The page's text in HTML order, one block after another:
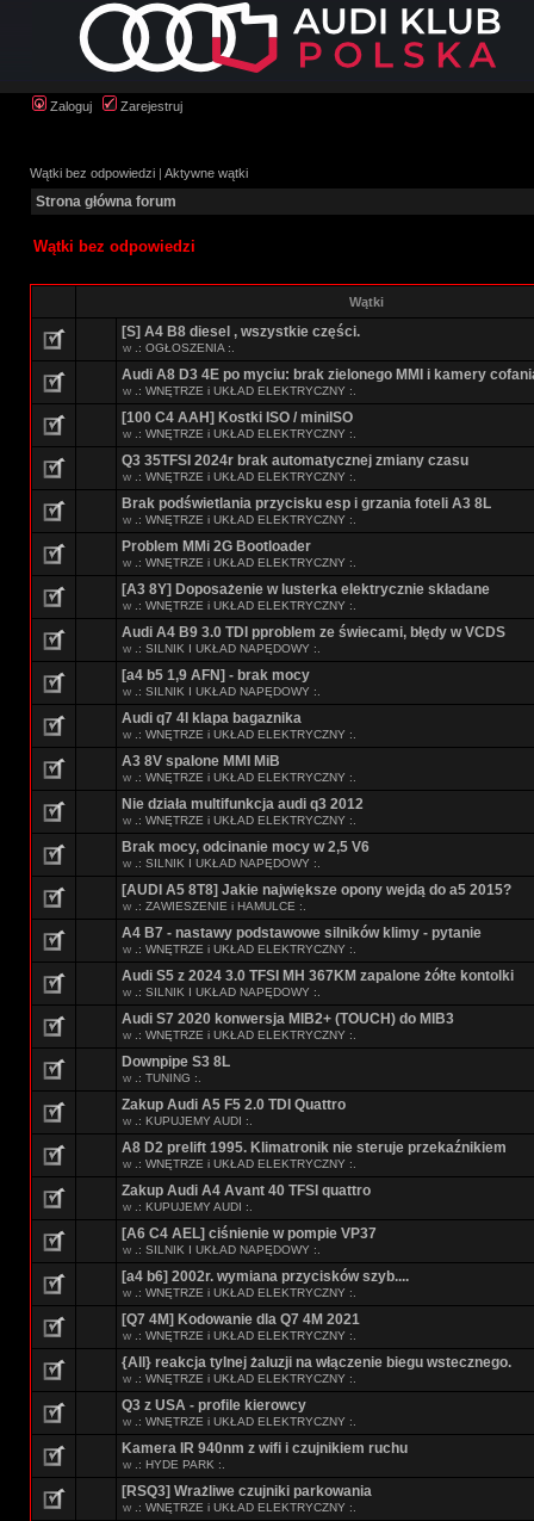
Zaloguj Zarejestruj
Wątki bez odpowiedzi | Aktywne wątki
Strona główna forum
Wątki bez odpowiedzi
Wątki
[S] A4 B8 diesel , wszystkie części.
w .: OGŁOSZENIA :.
Audi A8 D3 4E po myciu: brak zielonego MMI i kamery
w .: WNĘTRZE i UKŁAD ELEKTRYCZNY :.
[100 C4 AAH] Kostki ISO / miniISO
w .: WNĘTRZE i UKŁAD ELEKTRYCZNY :.
Q3 35TFSI 2024r brak automatycznej zmiany czasu
w .: WNĘTRZE i UKŁAD ELEKTRYCZNY :.
Brak podświetlania przycisku esp i grzania foteli A3 8L
w .: WNĘTRZE i UKŁAD ELEKTRYCZNY :.
Problem MMi 2G Bootloader
w .: WNĘTRZE i UKŁAD ELEKTRYCZNY :.
[A3 8Y] Doposażenie w lusterka elektrycznie składane
w .: WNĘTRZE i UKŁAD ELEKTRYCZNY :.
Audi A4 B9 3.0 TDI pproblem ze świecami, błędy w VCDS
w .: SILNIK I UKŁAD NAPĘDOWY :.
[a4 b5 1,9 AFN] - brak mocy
w .: SILNIK I UKŁAD NAPĘDOWY :.
Audi q7 4l klapa bagaznika
w .: WNĘTRZE i UKŁAD ELEKTRYCZNY :.
A3 8V spalone MMI MiB
w .: WNĘTRZE i UKŁAD ELEKTRYCZNY :.
Nie działa multifunkcja audi q3 2012
w .: WNĘTRZE i UKŁAD ELEKTRYCZNY :.
Brak mocy, odcinanie mocy w 2,5 V6
w .: SILNIK I UKŁAD NAPĘDOWY :.
[AUDI A5 8T8] Jakie największe opony wejdą do a5 2015?
w .: ZAWIESZENIE i HAMULCE :.
A4 B7 - nastawy podstawowe silników klimy - pytanie
w .: WNĘTRZE i UKŁAD ELEKTRYCZNY :.
Audi S5 z 2024 3.0 TFSI MH 367KM zapalone żółte kontolki
w .: SILNIK I UKŁAD NAPĘDOWY :.
Audi S7 2020 konwersja MIB2+ (TOUCH) do MIB3
w .: WNĘTRZE i UKŁAD ELEKTRYCZNY :.
Downpipe S3 8L
w .: TUNING :.
Zakup Audi A5 F5 2.0 TDI Quattro
w .: KUPUJEMY AUDI :.
A8 D2 prelift 1995. Klimatronik nie steruje przekaźnikiem
w .: WNĘTRZE i UKŁAD ELEKTRYCZNY :.
Zakup Audi A4 Avant 40 TFSI quattro
w .: KUPUJEMY AUDI :.
[A6 C4 AEL] ciśnienie w pompie VP37
w .: SILNIK I UKŁAD NAPĘDOWY :.
[a4 b6] 2002r. wymiana przycisków szyb....
w .: WNĘTRZE i UKŁAD ELEKTRYCZNY :.
[Q7 4M] Kodowanie dla Q7 4M 2021
w .: WNĘTRZE i UKŁAD ELEKTRYCZNY :.
{All} reakcja tylnej żaluzji na włączenie biegu wstecznego.
w .: WNĘTRZE i UKŁAD ELEKTRYCZNY :.
Q3 z USA - profile kierowcy
w .: WNĘTRZE i UKŁAD ELEKTRYCZNY :.
Kamera IR 940nm z wifi i czujnikiem ruchu
w .: HYDE PARK :.
[RSQ3] Wrażliwe czujniki parkowania
w .: WNĘTRZE i UKŁAD ELEKTRYCZNY :.